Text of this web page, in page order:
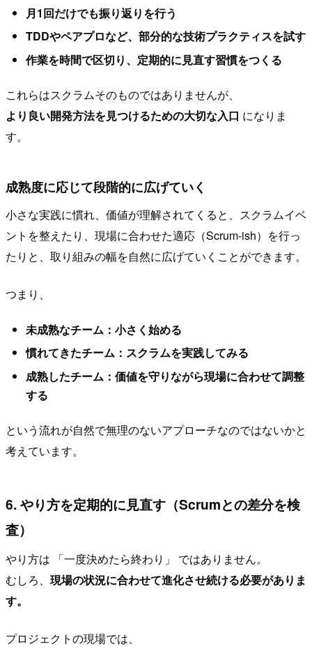
月1回だけでも振り返りを行う
TDDやペアプロなど、部分的な技術プラクティスを試す
作業を時間で区切り、定期的に見直す習慣をつくる
これらはスクラムそのものではありませんが、
より良い開発方法を見つけるための大切な入口 になりま
す。
成熟度に応じて段階的に広げていく
小さな実践に慣れ、価値が理解されてくると、スクラムイベ
ントを整えたり、現場に合わせた適応（Scrum-ish）を行っ
たりと、取り組みの幅を自然に広げていくことができます。
つまり、
未成熟なチーム：小さく始める
慣れてきたチーム：スクラムを実践してみる
成熟したチーム：価値を守りながら現場に合わせて調整
する
という流れが自然で無理のないアプローチなのではないかと
考えています。
6. やり方を定期的に見直す（Scrumとの差分を検
査）
やり方は 「一度決めたら終わり」 ではありません。
むしろ、 現場の状況に合わせて進化させ続ける必要がありま
す。
プロジェクトの現場では、